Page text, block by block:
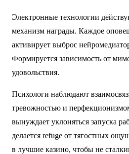
Электронные технологии
механизм награды. Каждое
активирует выброс
Формируется зависимость от
удовольствия.
Психологи наблюдают
тревожностью и
вынуждает уклоняться запуска
делается refuge от тягостных
в лучшие казино, чтобы не